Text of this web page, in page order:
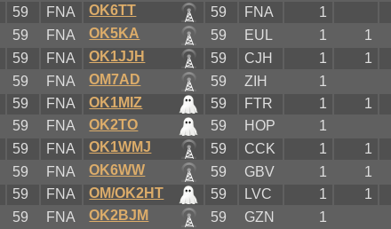
59 FNA OK6TT 59 FNA
1
59 FNA OK5KA 59 EUL 1
1
59 FNA OK1JJH 59 CJH 1
1
59 FNA OM7AD 59 ZIH
1
59 FNA OK1MIZ 59 FTR 1
1
59 FNA OK2TO 59 HOP
1
59 FNA OK1WMJ 59 CCK 1
1
59 FNA OK6WW 59 GBV 1
1
59 FNA OM/OK2HT 59 LVC 1
1
59 FNA OK2BJM 59 GZN
1